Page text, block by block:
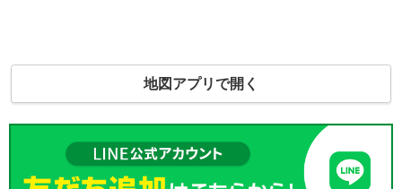
地図アプリで開く